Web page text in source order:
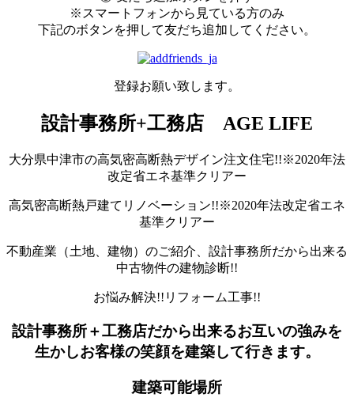
※スマートフォンから見ている方のみ
下記のボタンを押して友だち追加してください。
登録お願い致します。
設計事務所+工務店 AGE LIFE
大分県中津市の高気密高断熱デザイン注文住宅!!※2020年法
改定省エネ基準クリアー
高気密高断熱戸建てリノベーション!!※2020年法改定省エネ
基準クリアー
不動産業（土地、建物）のご紹介、設計事務所だから出来る
中古物件の建物診断!!
お悩み解決!!リフォーム工事!!
設計事務所＋工務店だから出来るお互いの強みを
生かしお客様の笑顔を建築して行きます。
建築可能場所